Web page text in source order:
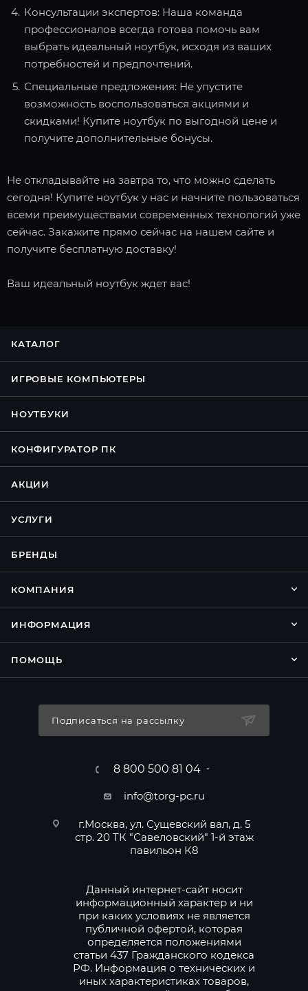
Консультации экспертов: Наша команда
профессионалов всегда готова помочь вам
выбрать идеальный ноутбук, исходя из ваших
потребностей и предпочтений.
Специальные предложения: Не упустите
возможность воспользоваться акциями и
скидками! Купите ноутбук по выгодной цене и
получите дополнительные бонусы.
Не откладывайте на завтра то, что можно сделать
сегодня! Купите ноутбук у нас и начните пользоваться
всеми преимуществами современных технологий уже
сейчас. Закажите прямо сейчас на нашем сайте и
получите бесплатную доставку!
Ваш идеальный ноутбук ждет вас!
КАТАЛОГ
ИГРОВЫЕ КОМПЬЮТЕРЫ
НОУТБУКИ
КОНФИГУРАТОР ПК
АКЦИИ
УСЛУГИ
БРЕНДЫ
КОМПАНИЯ
ИНФОРМАЦИЯ
ПОМОЩЬ
Подписаться на рассылку
8 800 500 81 04
info@torg-pc.ru
г.Москва, ул. Сущевский вал, д. 5
стр. 20 ТК "Савеловский" 1-й этаж
павильон К8
Данный интернет-сайт носит
информационный характер и ни
при каких условиях не является
публичной офертой, которая
определяется положениями
статьи 437 Гражданского кодекса
РФ. Информация о технических и
иных характеристиках товаров,